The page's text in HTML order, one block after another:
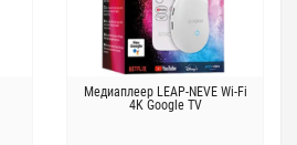
Медиаплеер LEAP-NEVE Wi-Fi
4K Google TV